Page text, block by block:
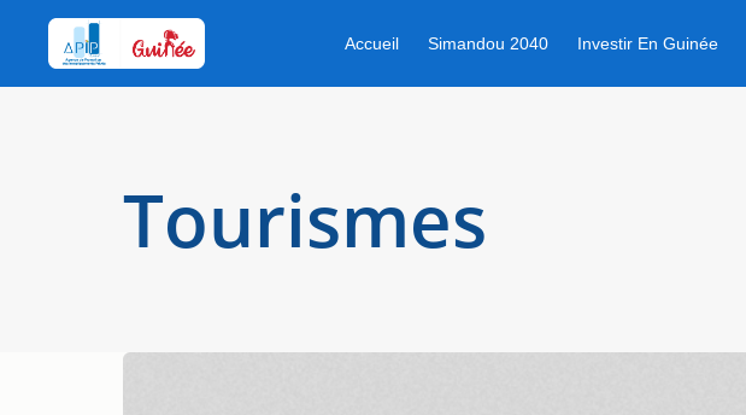
Accueil Simandou 2040 Investir En Guinée
Tourismes